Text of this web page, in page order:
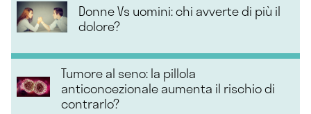
Donne Vs uomini: chi avverte di più il
dolore?
Tumore al seno: la pillola
anticoncezionale aumenta il rischio di
contrarlo?